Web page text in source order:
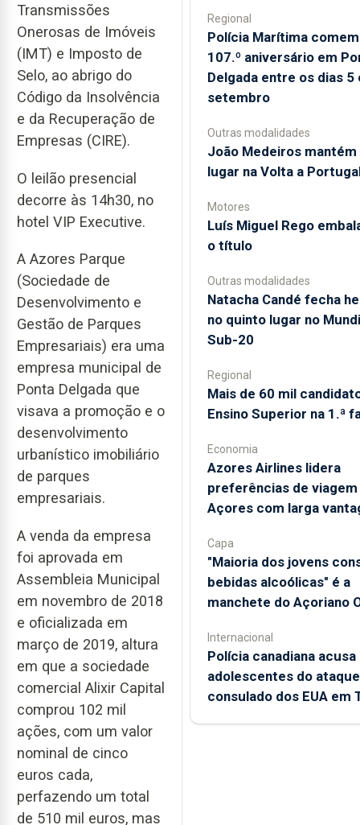
Transmissões
Onerosas de Imóveis
(IMT) e Imposto de
Selo, ao abrigo do
Código da Insolvência
e da Recuperação de
Empresas (CIRE).
O leilão presencial
decorre às 14h30, no
hotel VIP Executive.
A Azores Parque
(Sociedade de
Desenvolvimento e
Gestão de Parques
Empresariais) era uma
empresa municipal de
Ponta Delgada que
visava a promoção e o
desenvolvimento
urbanístico imobiliário
de parques
empresariais.
A venda da empresa
foi aprovada em
Assembleia Municipal
em novembro de 2018
e oficializada em
março de 2019, altura
em que a sociedade
comercial Alixir Capital
comprou 102 mil
ações, com um valor
nominal de cinco
euros cada,
perfazendo um total
de 510 mil euros, mas
Regional
Polícia Marítima
107.º aniversário em
Delgada entre os dias 5
setembro
Outras modalidades
João Medeiros mantém
lugar na Volta a
Motores
Luís Miguel Rego
o título
Outras modalidades
Natacha Candé fecha
no quinto lugar no
Sub-20
Regional
Mais de 60 mil
Ensino Superior na 1.ª
Economia
Azores Airlines lidera
preferências de viagem
Açores com larga
Capa
"Maioria dos jovens
bebidas alcoólicas" é a
manchete do Açoriano
Internacional
Polícia canadiana acusa
adolescentes do
consulado dos EUA em